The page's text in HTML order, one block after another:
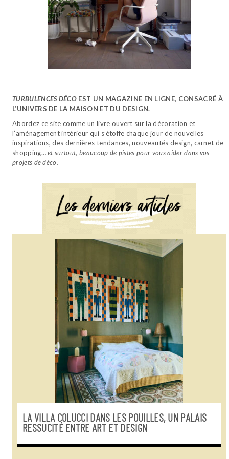
TURBULENCES DÉCO EST UN MAGAZINE EN LIGNE, CONSACRÉ À
L’UNIVERS DE LA MAISON ET DU DESIGN.
Abordez ce site comme un livre ouvert sur la décoration et
l’aménagement intérieur qui s’étoffe chaque jour de nouvelles
inspirations, des dernières tendances, nouveautés design, carnet de
shopping…et surtout, beaucoup de pistes pour vous aider dans vos
projets de déco.
LA VILLA COLUCCI DANS LES POUILLES, UN PALAIS
RESSUCITÉ ENTRE ART ET DESIGN